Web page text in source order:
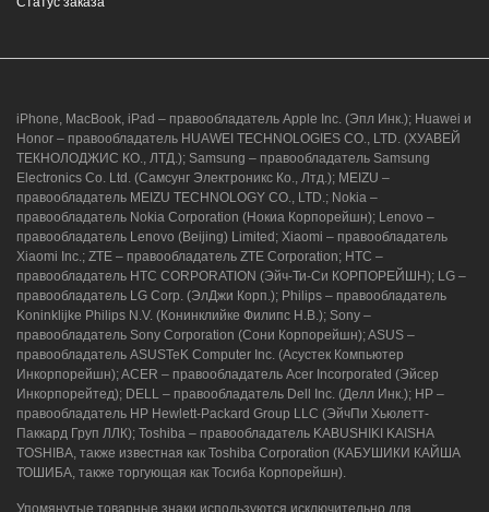
iPhone, MacBook, iPad – правообладатель Apple Inc. (Эпл Инк.); Huawei и
Honor – правообладатель HUAWEI TECHNOLOGIES CO., LTD. (ХУАВЕЙ
ТЕКНОЛОДЖИС КО., ЛТД.); Samsung – правообладатель Samsung
Electronics Co. Ltd. (Самсунг Электроникс Ко., Лтд.); MEIZU –
правообладатель MEIZU TECHNOLOGY CO., LTD.; Nokia –
правообладатель Nokia Corporation (Нокиа Корпорейшн); Lenovo –
правообладатель Lenovo (Beijing) Limited; Xiaomi – правообладатель
Xiaomi Inc.; ZTE – правообладатель ZTE Corporation; HTC –
правообладатель HTC CORPORATION (Эйч-Ти-Си КОРПОРЕЙШН); LG –
правообладатель LG Corp. (ЭлДжи Корп.); Philips – правообладатель
Koninklijke Philips N.V. (Конинклийке Филипс Н.В.); Sony –
правообладатель Sony Corporation (Сони Корпорейшн); ASUS –
правообладатель ASUSTeK Computer Inc. (Асустек Компьютер
Инкорпорейшн); ACER – правообладатель Acer Incorporated (Эйсер
Инкорпорейтед); DELL – правообладатель Dell Inc. (Делл Инк.); HP –
правообладатель HP Hewlett-Packard Group LLC (ЭйчПи Хьюлетт-
Паккард Груп ЛЛК); Toshiba – правообладатель KABUSHIKI KAISHA
TOSHIBA, также известная как Toshiba Corporation (КАБУШИКИ КАЙША
ТОШИБА, также торгующая как Тосиба Корпорейшн).